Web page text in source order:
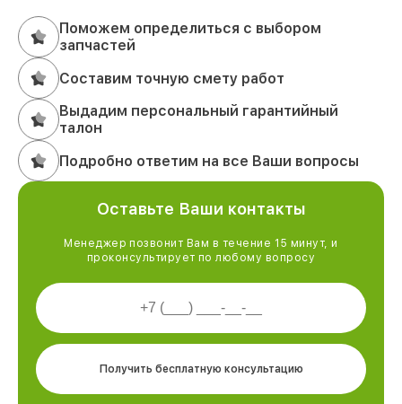
Поможем определиться с выбором
запчастей
Составим точную смету работ
Выдадим персональный гарантийный
талон
Подробно ответим на все Ваши вопросы
Оставьте Ваши контакты
Менеджер позвонит Вам в течение 15 минут, и
проконсультирует по любому вопросу
Получить бесплатную консультацию